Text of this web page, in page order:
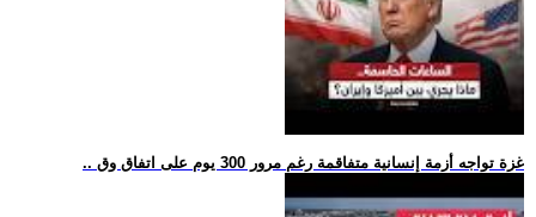
.. غزة تواجه أزمة إنسانية متفاقمة رغم مرور 300 يوم على اتفاق وق